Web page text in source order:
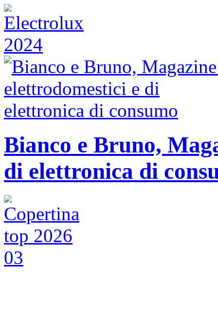
Bianco e Bruno,
di elettronica di